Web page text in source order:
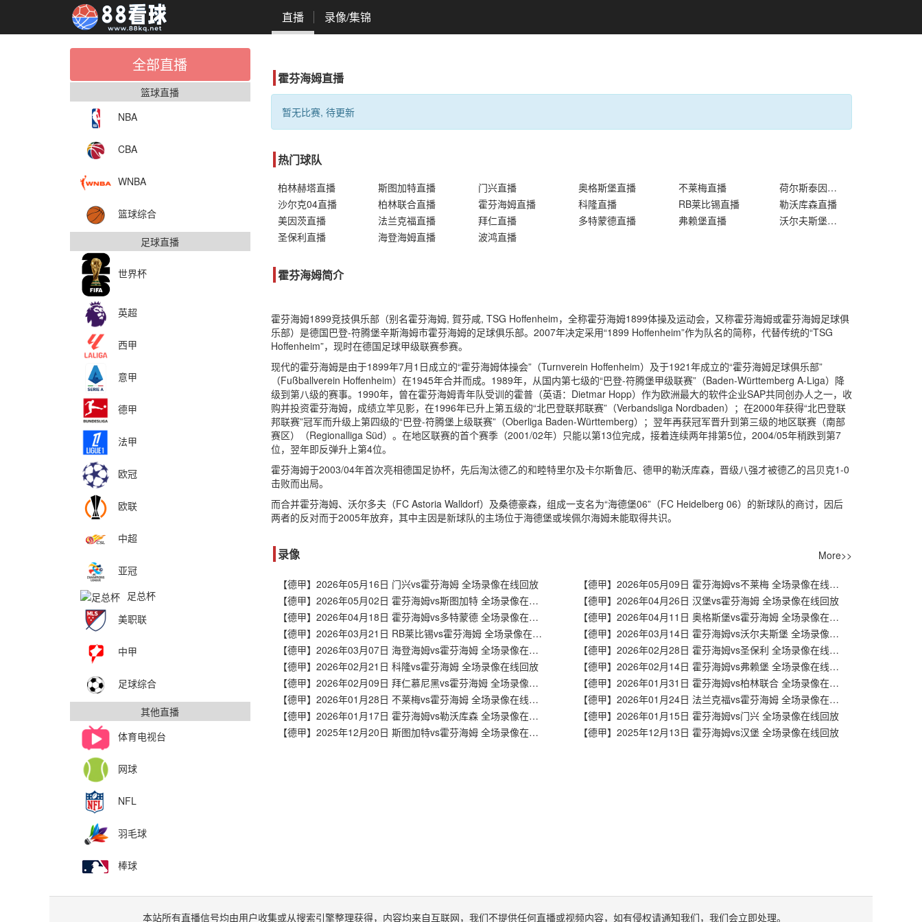
直播 录像/集锦
全部直播
篮球直播
NBA
CBA
WNBA
篮球综合
足球直播
世界杯
英超
西甲
意甲
德甲
法甲
欧冠
欧联
中超
亚冠
足总杯
美职联
中甲
足球综合
其他直播
体育电视台
网球
NFL
羽毛球
棒球
霍芬海姆直播
暂无比赛, 待更新
热门球队
柏林赫塔直播 斯图加特直播 门兴直播 奥格斯堡直播 不莱梅直播
荷尔斯泰因基尔直播
沙尔克04直播
柏林联合直播 霍芬海姆直播 科隆直播 RB莱比锡直播
勒沃库森直播
美因茨直播
法兰克福直播 拜仁直播 多特蒙德直播 弗赖堡直播
沃尔夫斯堡直播
圣保利直播
海登海姆直播 波鸿直播
霍芬海姆简介
霍芬海姆1899竞技俱乐部（别名霍芬海姆, 賀芬咸, TSG Hoffenheim，全称霍芬海姆1899体操及运动会，又称霍芬海姆或霍芬海姆足球俱
乐部）是德国巴登-符腾堡辛斯海姆市霍芬海姆的足球俱乐部。2007年决定采用“1899 Hoffenheim”作为队名的简称，代替传统的“TSG
Hoffenheim”，现时在德国足球甲级联赛参赛。
现代的霍芬海姆是由于1899年7月1日成立的“霍芬海姆体操会”（Turnverein Hoffenheim）及于1921年成立的“霍芬海姆足球俱乐部”
（Fußballverein Hoffenheim）在1945年合并而成。1989年，从国内第七级的“巴登-符腾堡甲级联赛”（Baden-Württemberg A-Liga）降
级到第八级的赛事。1990年，曾在霍芬海姆青年队受训的霍普（英语：Dietmar Hopp）作为欧洲最大的软件企业SAP共同创办人之一，收
购并投资霍芬海姆，成绩立竿见影，在1996年已升上第五级的“北巴登联邦联赛”（Verbandsliga Nordbaden）；在2000年获得“北巴登联
邦联赛”冠军而升级上第四级的“巴登-符腾堡上级联赛”（Oberliga Baden-Württemberg）；翌年再获冠军晋升到第三级的地区联赛（南部
赛区）（Regionalliga Süd）。在地区联赛的首个赛季（2001/02年）只能以第13位完成，接着连续两年排第5位，2004/05年稍跌到第7
位，翌年即反弹升上第4位。
霍芬海姆于2003/04年首次亮相德国足协杯，先后淘汰德乙的和睦特里尔及卡尔斯鲁厄、德甲的勒沃库森，晋级八强才被德乙的吕贝克1-0
击败而出局。
而合并霍芬海姆、沃尔多夫（FC Astoria Walldorf）及桑德豪森，组成一支名为“海德堡06”（FC Heidelberg 06）的新球队的商讨，因后
两者的反对而于2005年放弃，其中主因是新球队的主场位于海德堡或埃佩尔海姆未能取得共识。
录像 More>>
【德甲】2026年05月16日 门兴vs霍芬海姆 全场录像在线回放
【德甲】2026年05月09日 霍芬海姆vs不莱梅 全场录像在线回放
【德甲】2026年05月02日 霍芬海姆vs斯图加特 全场录像在线回放
【德甲】2026年04月26日 汉堡vs霍芬海姆 全场录像在线回放
【德甲】2026年04月18日 霍芬海姆vs多特蒙德 全场录像在线回放
【德甲】2026年04月11日 奥格斯堡vs霍芬海姆 全场录像在线回放
【德甲】2026年03月21日 RB莱比锡vs霍芬海姆 全场录像在线回放
【德甲】2026年03月14日 霍芬海姆vs沃尔夫斯堡 全场录像在线回放
【德甲】2026年03月07日 海登海姆vs霍芬海姆 全场录像在线回放
【德甲】2026年02月28日 霍芬海姆vs圣保利 全场录像在线回放
【德甲】2026年02月21日 科隆vs霍芬海姆 全场录像在线回放
【德甲】2026年02月14日 霍芬海姆vs弗赖堡 全场录像在线回放
【德甲】2026年02月09日 拜仁慕尼黑vs霍芬海姆 全场录像在线回放
【德甲】2026年01月31日 霍芬海姆vs柏林联合 全场录像在线回放
【德甲】2026年01月28日 不莱梅vs霍芬海姆 全场录像在线回放
【德甲】2026年01月24日 法兰克福vs霍芬海姆 全场录像在线回放
【德甲】2026年01月17日 霍芬海姆vs勒沃库森 全场录像在线回放
【德甲】2026年01月15日 霍芬海姆vs门兴 全场录像在线回放
【德甲】2025年12月20日 斯图加特vs霍芬海姆 全场录像在线回放
【德甲】2025年12月13日 霍芬海姆vs汉堡 全场录像在线回放
本站所有直播信号均由用户收集或从搜索引擎整理获得，内容均来自互联网，我们不提供任何直播或视频内容，如有侵权请通知我们，我们会立即处理。